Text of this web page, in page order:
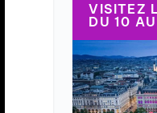
VISITEZ
DU 10